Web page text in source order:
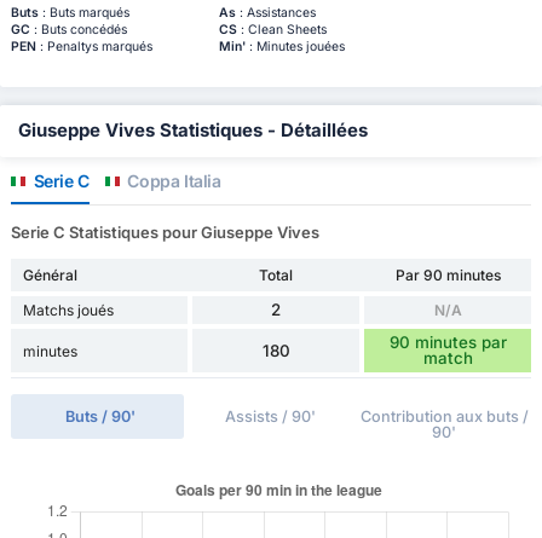
Buts: Buts marqués As: Assistances
GC : Buts concédés CS: Clean Sheets
PEN : Penaltys marqués Min': Minutes jouées
Giuseppe Vives Statistiques - Détaillées
Serie C Coppa Italia
Serie C Statistiques pour Giuseppe Vives
Général Total
Par 90 minutes
Matchs joués
2 N/A
minutes 180
90 minutes par
match
Buts / 90' Assists / 90'
Contribution aux buts /
90'